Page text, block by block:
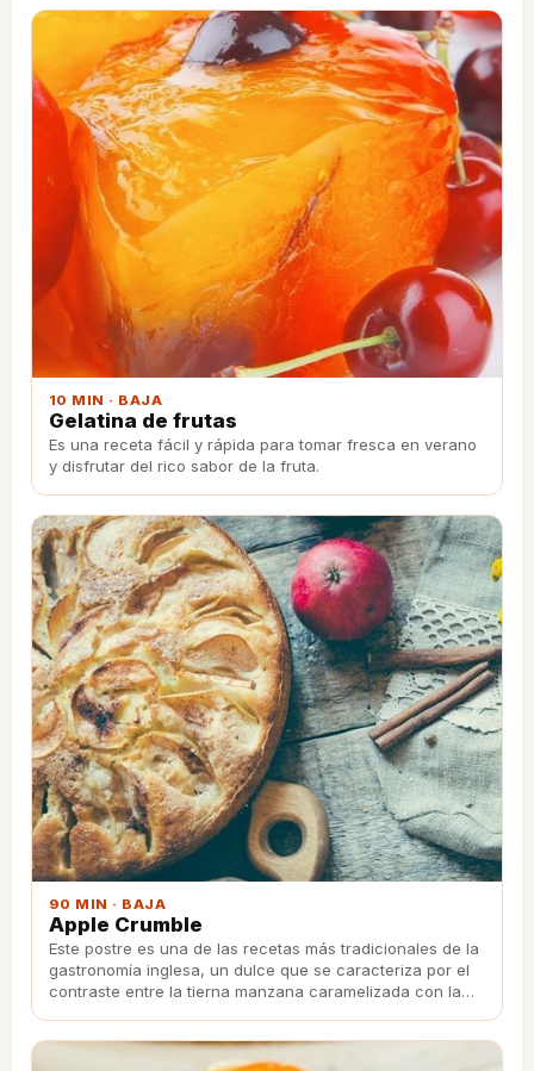
10 MIN · BAJA
Gelatina de frutas
Es una receta fácil y rápida para tomar fresca en verano
y disfrutar del rico sabor de la fruta.
90 MIN · BAJA
Apple Crumble
Este postre es una de las recetas más tradicionales de la
gastronomía inglesa, un dulce que se caracteriza por el
contraste entre la tierna manzana caramelizada con la